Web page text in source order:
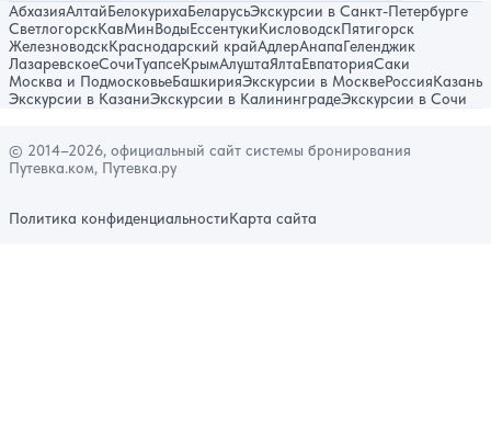
АбхазияАлтайБелокурихаБеларусьЭкскурсии в Санкт-Петербурге
СветлогорскКавМинВодыЕссентукиКисловодскПятигорск
ЖелезноводскКраснодарский крайАдлерАнапаГеленджик
ЛазаревскоеСочиТуапсеКрымАлуштаЯлтаЕвпаторияСаки
Москва и ПодмосковьеБашкирияЭкскурсии в МосквеРоссияКазань
Экскурсии в КазаниЭкскурсии в КалининградеЭкскурсии в Сочи
© 2014–2026, официальный сайт системы бронирования
Путевка.ком, Путевка.ру
Политика конфиденциальностиКарта сайта